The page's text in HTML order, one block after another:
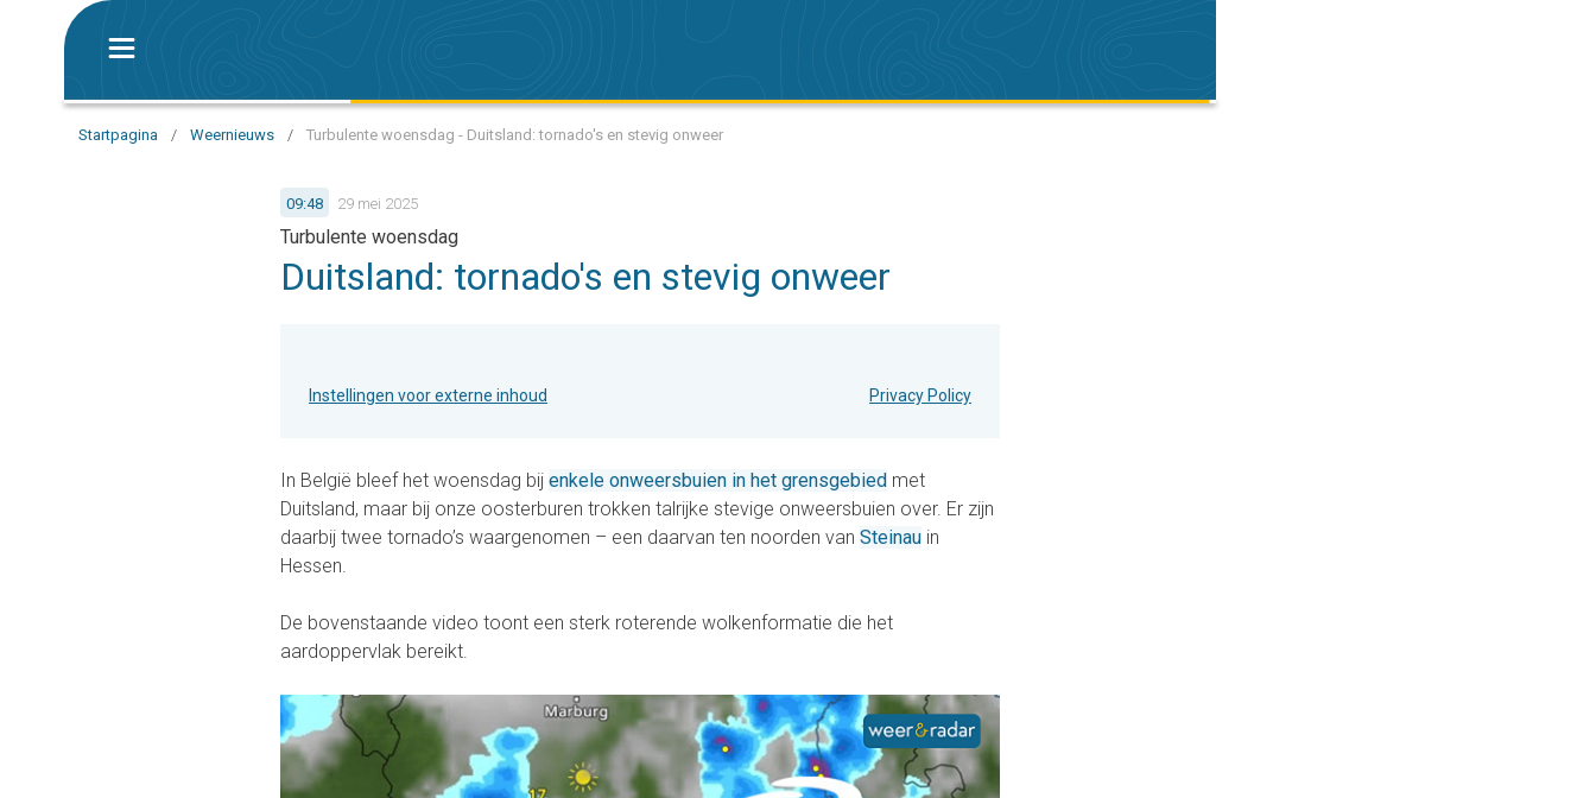
Startpagina / Weernieuws / Turbulente woensdag - Duitsland: tornado's en stevig onweer
09:48 29 mei 2025
Turbulente woensdag
Duitsland: tornado's en stevig onweer
Instellingen voor externe inhoud Privacy Policy
In België bleef het woensdag bij enkele onweersbuien in het grensgebied met
Duitsland, maar bij onze oosterburen trokken talrijke stevige onweersbuien over. Er zijn
daarbij twee tornado’s waargenomen – een daarvan ten noorden van Steinau in
Hessen.
De bovenstaande video toont een sterk roterende wolkenformatie die het
aardoppervlak bereikt.